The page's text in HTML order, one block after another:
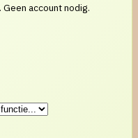
account nodig.